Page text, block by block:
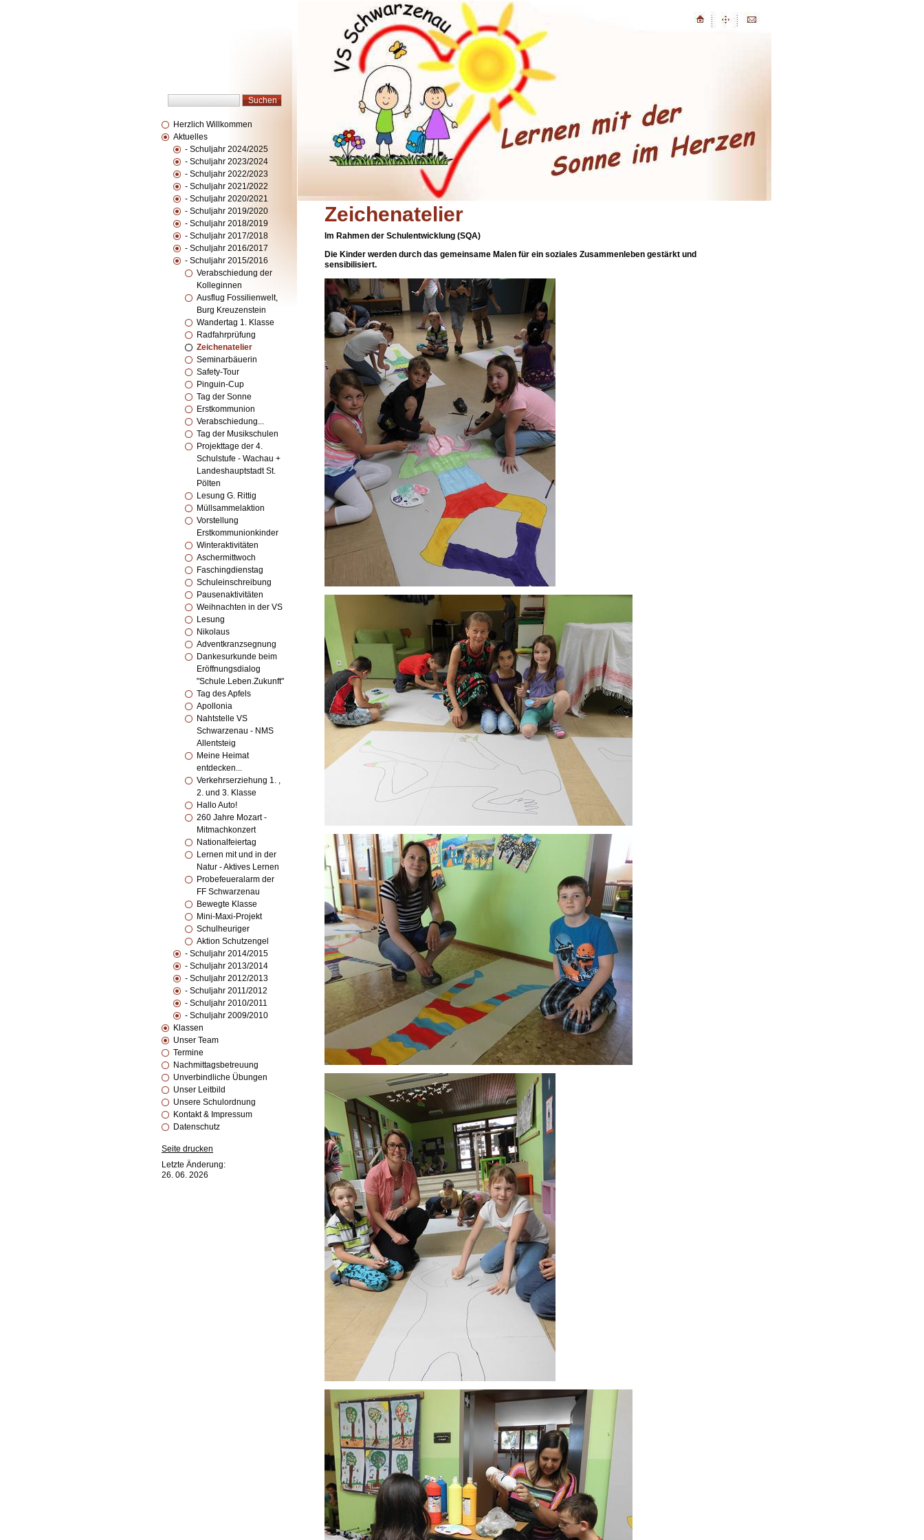
Herzlich Willkommen
Aktuelles
- Schuljahr 2024/2025
- Schuljahr 2023/2024
- Schuljahr 2022/2023
- Schuljahr 2021/2022
- Schuljahr 2020/2021
- Schuljahr 2019/2020
- Schuljahr 2018/2019
- Schuljahr 2017/2018
- Schuljahr 2016/2017
- Schuljahr 2015/2016
Verabschiedung der
Kolleginnen
Ausflug Fossilienwelt,
Burg Kreuzenstein
Wandertag 1. Klasse
Radfahrprüfung
Zeichenatelier
Seminarbäuerin
Safety-Tour
Pinguin-Cup
Tag der Sonne
Erstkommunion
Verabschiedung...
Tag der Musikschulen
Projekttage der 4.
Schulstufe - Wachau +
Landeshauptstadt St.
Pölten
Lesung G. Rittig
Müllsammelaktion
Vorstellung
Erstkommunionkinder
Winteraktivitäten
Aschermittwoch
Faschingdienstag
Schuleinschreibung
Pausenaktivitäten
Weihnachten in der VS
Lesung
Nikolaus
Adventkranzsegnung
Dankesurkunde beim
Eröffnungsdialog
"Schule.Leben.Zukunft"
Tag des Apfels
Apollonia
Nahtstelle VS
Schwarzenau - NMS
Allentsteig
Meine Heimat
entdecken...
Verkehrserziehung 1. ,
2. und 3. Klasse
Hallo Auto!
260 Jahre Mozart -
Mitmachkonzert
Nationalfeiertag
Lernen mit und in der
Natur - Aktives Lernen
Probefeueralarm der
FF Schwarzenau
Bewegte Klasse
Mini-Maxi-Projekt
Schulheuriger
Aktion Schutzengel
- Schuljahr 2014/2015
- Schuljahr 2013/2014
- Schuljahr 2012/2013
- Schuljahr 2011/2012
- Schuljahr 2010/2011
- Schuljahr 2009/2010
Klassen
Unser Team
Termine
Nachmittagsbetreuung
Unverbindliche Übungen
Unser Leitbild
Unsere Schulordnung
Kontakt & Impressum
Datenschutz
Seite drucken
Letzte Änderung:
26. 06. 2026
Zeichenatelier
Im Rahmen der Schulentwicklung (SQA)
Die Kinder werden durch das gemeinsame Malen für ein soziales Zusammenleben gestärkt und
sensibilisiert.